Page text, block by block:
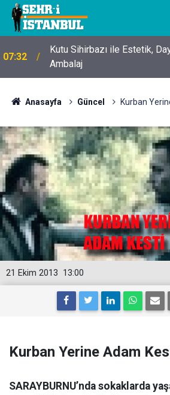
07:32
Kutu Sihirbazı ile Estetik,
Ambalaj
Anasayfa Güncel Kurban
13:00
21 Ekim 2013
Kurban Yerine Adam
SARAYBURNU’nda sokaklarda